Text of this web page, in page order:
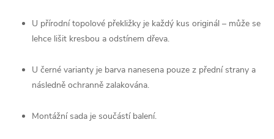
U přírodní topolové překližky je každý kus originál – může se
lehce lišit kresbou a odstínem dřeva.
U černé varianty je barva nanesena pouze z přední strany a
následně ochranně zalakována.
Montážní sada je součástí balení.